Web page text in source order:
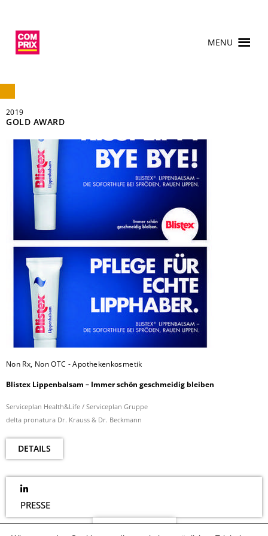
MENU
2019
GOLD AWARD
Non Rx, Non OTC - Apothekenkosmetik
Blistex Lippenbalsam – Immer schön geschmeidig bleiben
Serviceplan Health&Life / Serviceplan Gruppe
delta pronatura Dr. Krauss & Dr. Beckmann
DETAILS
PRESSE